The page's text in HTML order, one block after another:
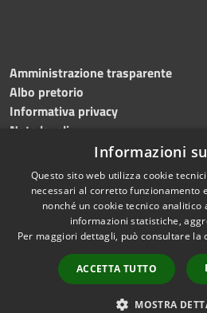
Amministrazione trasparente
Albo pretorio
Informativa privacy
Note legali
Dichiarazione di accessibilità
Accessibilità
Informazioni
Questo sito web utilizza cookie
necessari al corretto funzionamento
nonché un cookie tecnico
informazioni statistiche,
Per maggiori dettagli, può consultare la
ACCETTA TUTTO
MOSTRA